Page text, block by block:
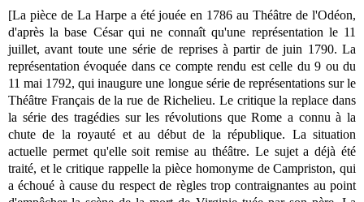
[La pièce de La Harpe a été jouée en 1786 au Théâtre de l'Odéon,
d'après la base César qui ne connaît qu'une représentation le 11
juillet, avant toute une série de reprises à partir de juin 1790. La
représentation évoquée dans ce compte rendu est celle du 9 ou du
11 mai 1792, qui inaugure une longue série de représentations sur le
Théâtre Français de la rue de Richelieu. Le critique la replace dans
la série des tragédies sur les révolutions que Rome a connu à la
chute de la royauté et au début de la république. La situation
actuelle permet qu'elle soit remise au théâtre. Le sujet a déjà été
traité, et le critique rappelle la pièce homonyme de Campriston, qui
a échoué à cause du respect de règles trop contraignantes au point